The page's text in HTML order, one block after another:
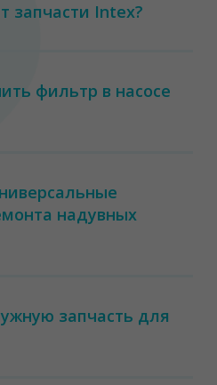
запчасти Intex?
фильтр в насосе
надувных
запчасть для